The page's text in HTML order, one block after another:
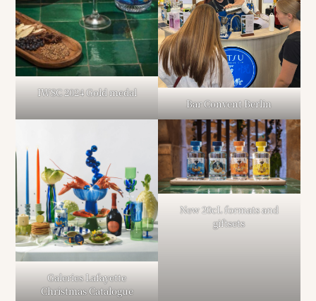
IWSC 2024 Gold medal
Bar Convent Berlin
Galeries Lafayette
Christmas Catalogue
New 20cL formats and
giftsets